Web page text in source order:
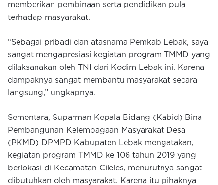
memberikan pembinaan serta pendidikan pula
terhadap masyarakat.
“Sebagai pribadi dan atasnama Pemkab Lebak, saya
sangat mengapresiasi kegiatan program TMMD yang
dilaksanakan oleh TNI dari Kodim Lebak ini. Karena
dampaknya sangat membantu masyarakat secara
langsung,” ungkapnya.
Sementara, Suparman Kepala Bidang (Kabid) Bina
Pembangunan Kelembagaan Masyarakat Desa
(PKMD) DPMPD Kabupaten Lebak mengatakan,
kegiatan program TMMD ke 106 tahun 2019 yang
berlokasi di Kecamatan Cileles, menurutnya sangat
dibutuhkan oleh masyarakat. Karena itu pihaknya